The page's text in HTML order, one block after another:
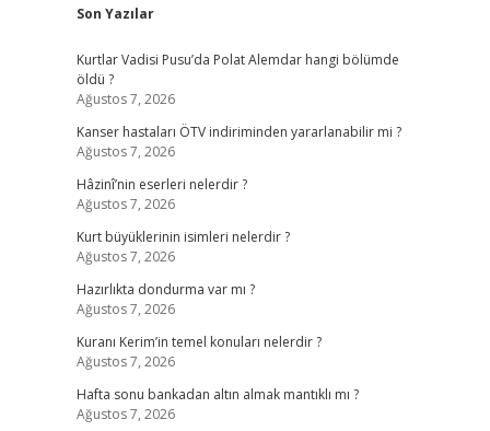
Sidebar
Son Yazılar
Kurtlar Vadisi Pusu’da Polat Alemdar hangi bölümde
öldü ?
Ağustos 7, 2026
Kanser hastaları ÖTV indiriminden yararlanabilir mi ?
Ağustos 7, 2026
Hâzinî’nin eserleri nelerdir ?
Ağustos 7, 2026
Kurt büyüklerinin isimleri nelerdir ?
Ağustos 7, 2026
Hazırlıkta dondurma var mı ?
Ağustos 7, 2026
Kuranı Kerim’in temel konuları nelerdir ?
Ağustos 7, 2026
Hafta sonu bankadan altın almak mantıklı mı ?
Ağustos 7, 2026
elexbet yeni giriş